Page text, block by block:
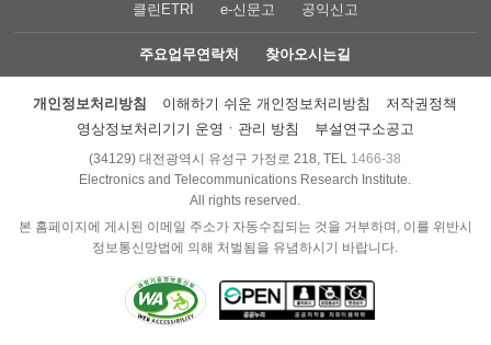
클린ETRI e-신문고 공익신고
주요업무연락처 찾아오시는길
개인정보처리방침 이해하기 쉬운 개인정보처리방침
저작권정책
영상정보처리기기 운영ㆍ관리 방침
부설연구소공고
(34129) 대전광역시 유성구 가정로 218, TEL 1466-38
Electronics and Telecommunications Research Institute.
All rights reserved.
본 홈페이지에 게시된 이메일 주소가 자동수집되는 것을 거부하며, 이를 위반시
정보통신망법에 의해 처벌됨을 유념하시기 바랍니다.